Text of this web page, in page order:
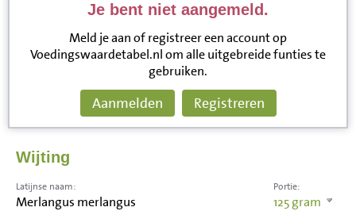
Je bent niet aangemeld.
Meld je aan of registreer een account op
Voedingswaardetabel.nl om alle uitgebreide funties te
gebruiken.
Aanmelden Registreren
Wijting
Portie:
125gram
Latijnse naam:
Merlangus merlangus